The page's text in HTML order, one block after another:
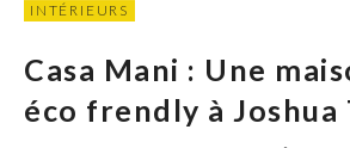
INTÉRIEURS
Casa Mani : Une
éco frendly à Joshua